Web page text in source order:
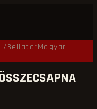
BellatorMagyar